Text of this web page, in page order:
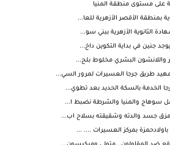
على مستوى منطقة المنيا
بمنطقة الأقصر الأزهرية للعا...
الثانوية الأزهرية ببني سو...
جنين في بداية التكوين داخ...
واللانشون البشري مخلوط بلح...
طريق جرجا العسيرات لمرور السي...
الخدمة بالسكة الحديد بعد تطوي...
سوهاج والمنيا والشرطة نضبط ا...
جسد والدته وشقيقته بسلاح اب...
بمركز العسيرات .... ...